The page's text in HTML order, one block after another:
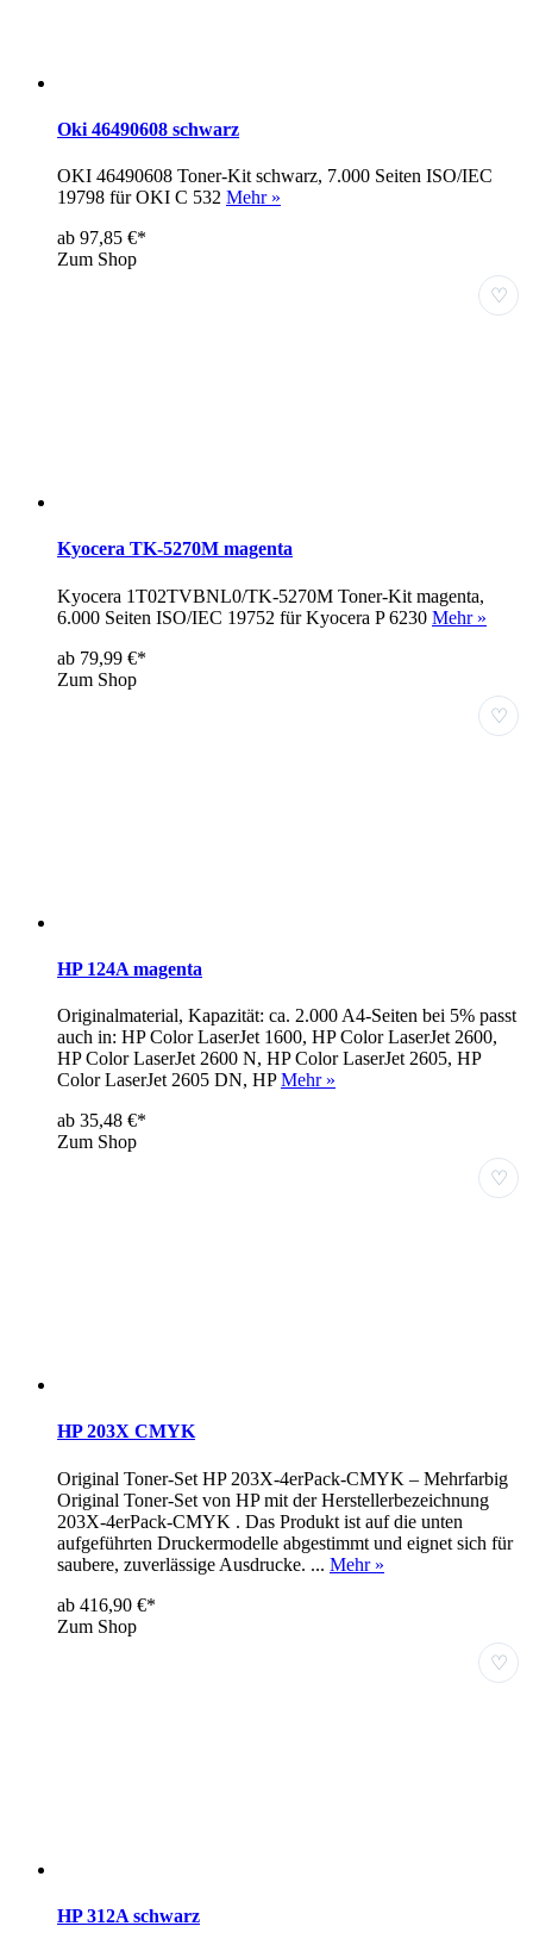
Oki 46490608 schwarz
OKI 46490608 Toner-Kit schwarz, 7.000 Seiten ISO/IEC
19798 für OKI C 532 Mehr »
ab 97,85 €*
Zum Shop
♡
Kyocera TK-5270M magenta
Kyocera 1T02TVBNL0/TK-5270M Toner-Kit magenta,
6.000 Seiten ISO/IEC 19752 für Kyocera P 6230 Mehr »
ab 79,99 €*
Zum Shop
♡
HP 124A magenta
Originalmaterial, Kapazität: ca. 2.000 A4-Seiten bei 5% passt
auch in: HP Color LaserJet 1600, HP Color LaserJet 2600,
HP Color LaserJet 2600 N, HP Color LaserJet 2605, HP
Color LaserJet 2605 DN, HPMehr »
ab 35,48 €*
Zum Shop
♡
HP 203X CMYK
Original Toner-Set HP 203X-4erPack-CMYK – Mehrfarbig
Original Toner-Set von HP mit der Herstellerbezeichnung
203X-4erPack-CMYK . Das Produkt ist auf die unten
aufgeführten Druckermodelle abgestimmt und eignet sich für
saubere, zuverlässige Ausdrucke. ... Mehr »
ab 416,90 €*
Zum Shop
♡
HP 312A schwarz